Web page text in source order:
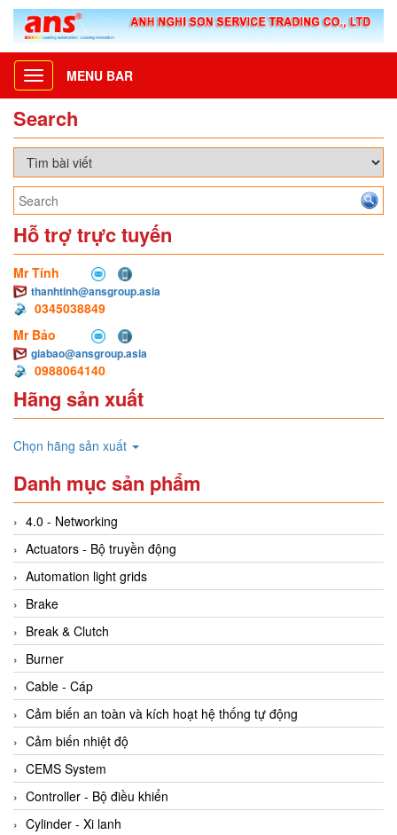
Toggle
navigation
MENU BAR
Search
Hỗ trợ trực tuyến
Mr Tính
thanhtinh@ansgroup.asia
0345038849
Mr Bảo
giabao@ansgroup.asia
0988064140
Hãng sản xuất
Chọn hãng sản xuất
Danh mục sản phẩm
4.0 - Networking
Actuators - Bộ truyền động
Automation light grids
Brake
Break & Clutch
Burner
Cable - Cáp
Cảm biến an toàn và kích hoạt hệ thống tự động
Cảm biến nhiệt độ
CEMS System
Controller - Bộ điều khiển
Cylinder - Xi lanh